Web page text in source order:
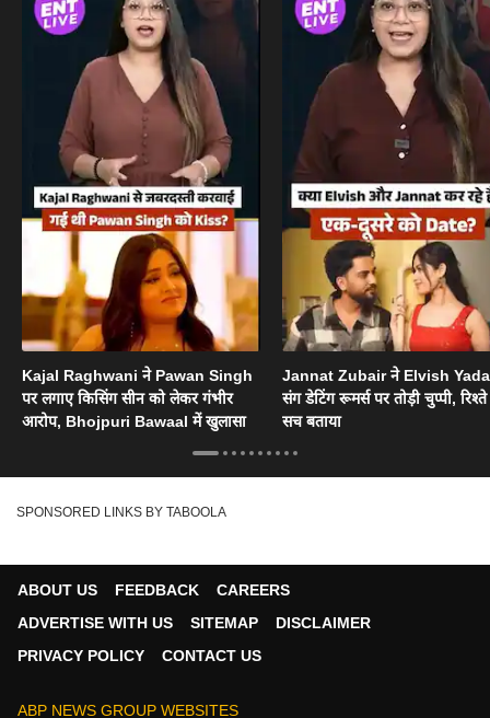
Kajal Raghwani ने Pawan Singh
पर लगाए किसिंग सीन को लेकर गंभीर
आरोप, Bhojpuri Bawaal में खुलासा
Jannat Zubair ने Elvish
संग डेटिंग रूमर्स पर तोड़ी चुप्पी,
सच बताया
SPONSORED LINKS BY TABOOLA
ABOUT US FEEDBACK
CAREERS
ADVERTISE WITH US
SITEMAP
DISCLAIMER
PRIVACY POLICY
CONTACT US
ABP NEWS GROUP WEBSITES